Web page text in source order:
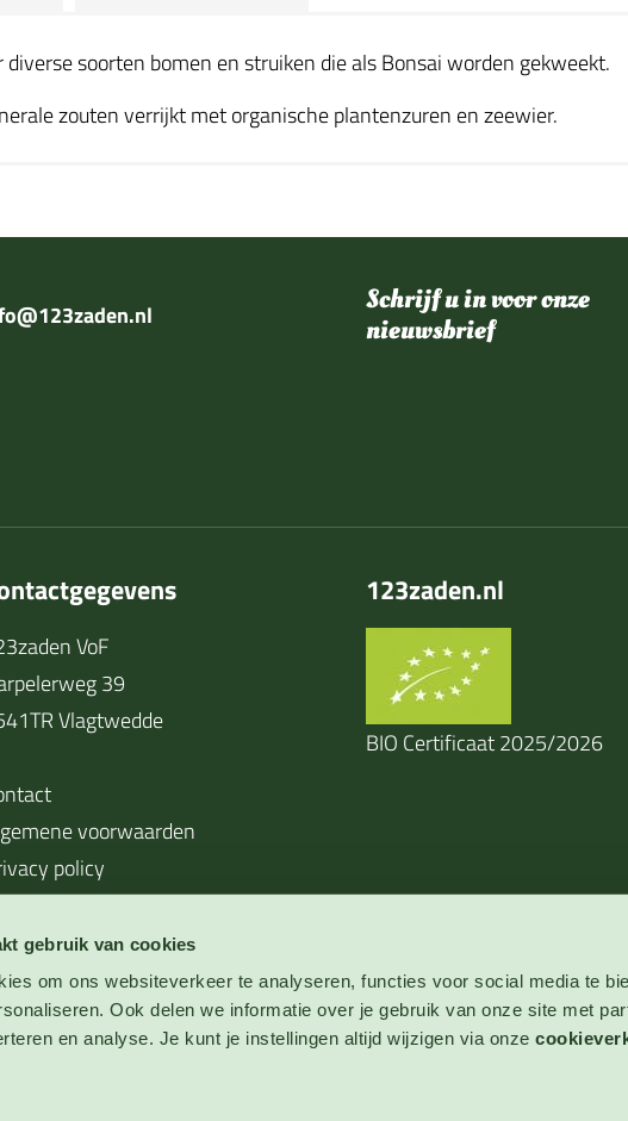
gebruik van cookies
om ons websiteverkeer te analyseren, functies voor social media te
Ook delen we informatie over je gebruik van onze site met
en analyse. Je kunt je instellingen altijd wijzigen via onze
soorten bomen en struiken die als Bonsai worden gekweekt.
zouten verrijkt met organische plantenzuren en zeewier.
Schrijf u in voor onze
nieuwsbrief
VoF
39
Vlagtwedde
voorwaarden
policy
123zaden.nl
BIO Certificaat 2025/2026